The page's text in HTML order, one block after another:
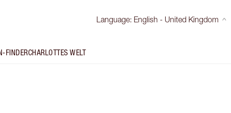
Language: English - United Kingdom
FINDERCHARLOTTES WELT